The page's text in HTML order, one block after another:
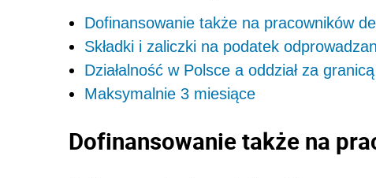
Dofinansowanie także na pracowników
Składki i zaliczki na podatek
Działalność w Polsce a oddział za granicą
Maksymalnie 3 miesiące
Dofinansowanie także na